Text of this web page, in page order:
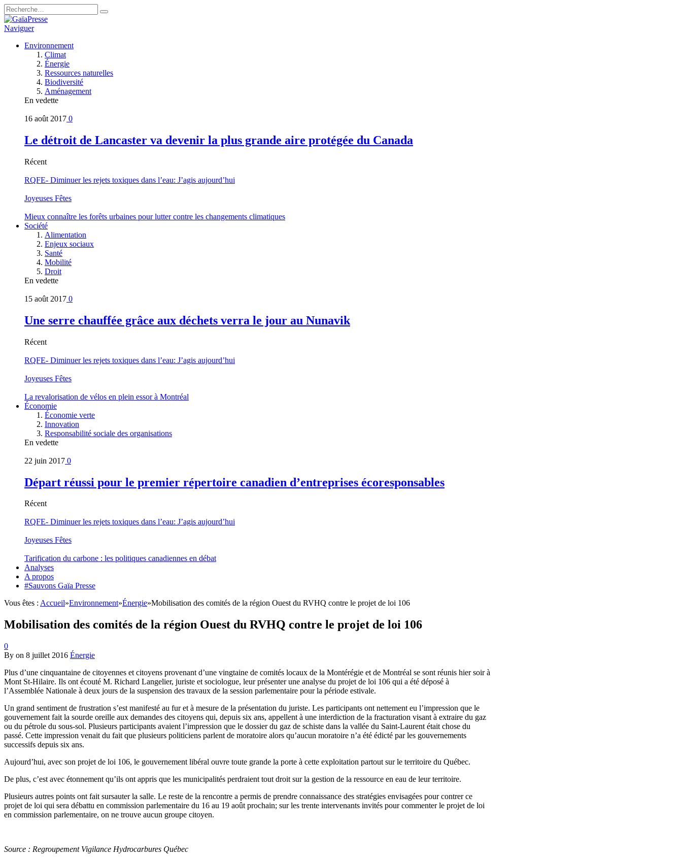
Naviguer
Environnement
Climat
Énergie
Ressources naturelles
Biodiversité
Aménagement
En vedette
16 août 2017 0
Le détroit de Lancaster va devenir la plus grande aire protégée du Canada
Récent
RQFE- Diminuer les rejets toxiques dans l’eau: J’agis aujourd’hui
Joyeuses Fêtes
Mieux connaître les forêts urbaines pour lutter contre les changements climatiques
Société
Alimentation
Enjeux sociaux
Santé
Mobilité
Droit
En vedette
15 août 2017 0
Une serre chauffée grâce aux déchets verra le jour au Nunavik
Récent
RQFE- Diminuer les rejets toxiques dans l’eau: J’agis aujourd’hui
Joyeuses Fêtes
La revalorisation de vélos en plein essor à Montréal
Économie
Économie verte
Innovation
Responsabilité sociale des organisations
En vedette
22 juin 2017 0
Départ réussi pour le premier répertoire canadien d’entreprises écoresponsables
Récent
RQFE- Diminuer les rejets toxiques dans l’eau: J’agis aujourd’hui
Joyeuses Fêtes
Tarification du carbone : les politiques canadiennes en débat
Analyses
A propos
#Sauvons Gaïa Presse
Vous êtes : Accueil»Environnement»Énergie»Mobilisation des comités de la région Ouest du RVHQ contre le projet de loi 106
Mobilisation des comités de la région Ouest du RVHQ contre le projet de loi 106
0
By on 8 juillet 2016 Énergie
Plus d’une cinquantaine de citoyennes et citoyens provenant d’une vingtaine de comités locaux de la Montérégie et de Montréal se sont réunis hier soir à
Mont St-Hilaire. Ils ont écouté M. Richard Langelier, juriste et sociologue, leur présenter une analyse du projet de loi 106 qui a été déposé à
l’Assemblée Nationale à deux jours de la suspension des travaux de la session parlementaire pour la période estivale.
Un grand sentiment de frustration s’est manifesté au fur et à mesure de la présentation du juriste. Les participants ont nettement eu l’impression que le
gouvernement fait la sourde oreille aux demandes des citoyens qui, depuis six ans, appellent à une interdiction de la fracturation visant à extraire du gaz
ou du pétrole du sous-sol. Plusieurs participants avaient l’impression que le dossier du gaz de schiste dans la vallée du Saint-Laurent était chose du
passé. Cette impression venait du fait que plusieurs politiciens parlent de moratoire alors qu’aucun moratoire n’a été édicté par les gouvernements
successifs depuis six ans.
Aujourd’hui, avec son projet de loi 106, le gouvernement libéral ouvre toute grande la porte à cette exploitation partout sur le territoire du Québec.
De plus, c’est avec étonnement qu’ils ont appris que les municipalités perdraient tout droit sur la gestion de la ressource en eau de leur territoire.
Plusieurs autres points ont fait sursauter la salle. Le reste de la rencontre a permis de prendre connaissance des stratégies envisagées pour contrer ce
projet de loi qui sera débattu en commission parlementaire du 16 au 19 août prochain; sur les trente intervenants invités pour commenter le projet de loi
en commission parlementaire, on ne trouve aucun groupe citoyen.
Source : Regroupement Vigilance Hydrocarbures Québec